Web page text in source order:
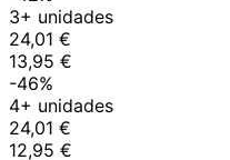
3+ unidades
24,01 €
13,95 €
-46%
4+ unidades
24,01 €
12,95 €